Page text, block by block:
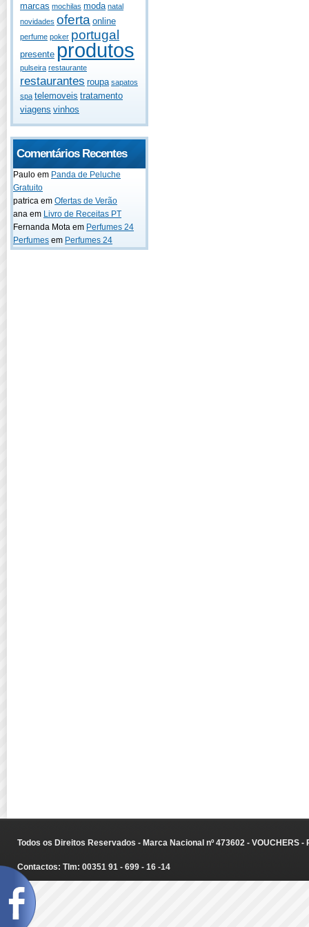
marcas mochilas moda natal
novidades oferta online
perfume poker portugal
presente produtos
pulseira restaurante
restaurantes roupa sapatos
spa telemoveis tratamento
viagens vinhos
Comentários Recentes
Paulo em Panda de Peluche
Gratuito
patrica em Ofertas de Verão
ana em Livro de Receitas PT
Fernanda Mota em Perfumes 24
Perfumes em Perfumes 24
Todos os Direitos Reservados - Marca Nacional nº 473602 - VOUCHERS
Contactos: Tlm: 00351 91 - 699 - 16 -14